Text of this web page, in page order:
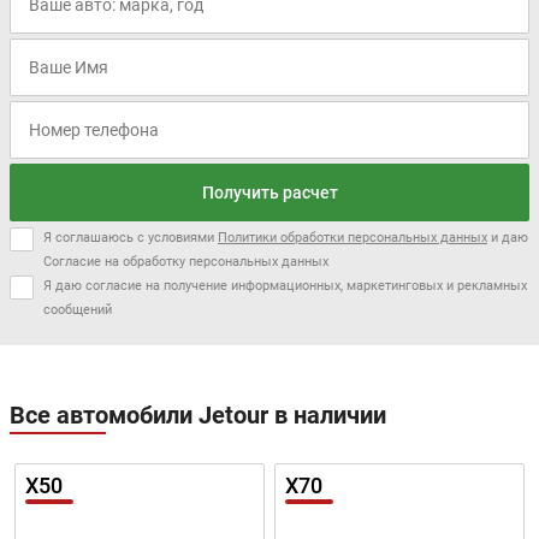
Длина: 4705 мм
Ширина:
Колёсная база: 2800 мм
190 мм
Масса: 2174 кг
Объём багажника: 574 л
Передняя подвеска:
Независимая,
пружинная
Задняя подвеска:
Независимая,
Получить расчет
Я соглашаюсь с условиями Политики обработки персональных данных и даю
Согласие на обработку персональных данных
Я даю согласие на получение информационных, маркетинговых и рекламных
сообщений
Все автомобили Jetour в наличии
X50 X70